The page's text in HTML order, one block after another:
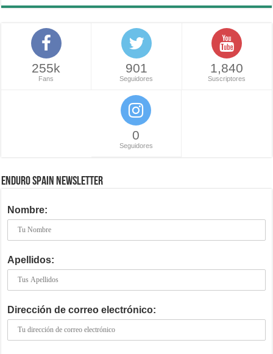
255k
Fans
901
Seguidores
1,840
Suscriptores
0
Seguidores
ENDURO SPAIN NEWSLETTER
Nombre:
Apellidos:
Dirección de correo electrónico: